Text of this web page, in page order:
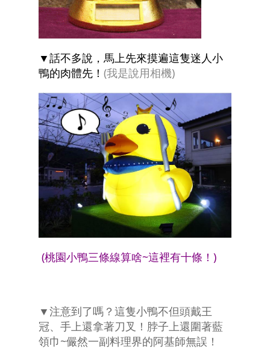
▼話不多說，馬上先來摸遍這隻迷人小
鴨的肉體先！ (我是說用相機)
(桃園小鴨三條線算啥~這裡有十條！)
▼注意到了嗎？這隻小鴨不但頭戴王
冠、手上還拿著刀叉！脖子上還圍著藍
領巾~儼然一副料理界的阿基師無誤！